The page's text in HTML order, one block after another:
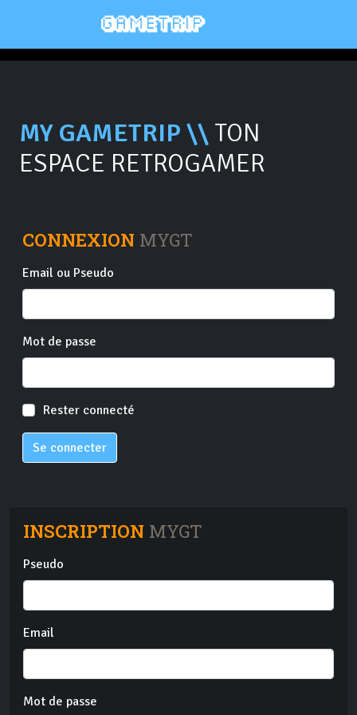
MY GAMETRIP \\ TON
ESPACE RETROGAMER
CONNEXION MYGT
Email ou Pseudo
Mot de passe
Rester connecté
Se connecter
INSCRIPTION MYGT
Pseudo
Email
Mot de passe